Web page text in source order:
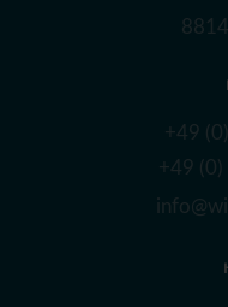
+49
+49